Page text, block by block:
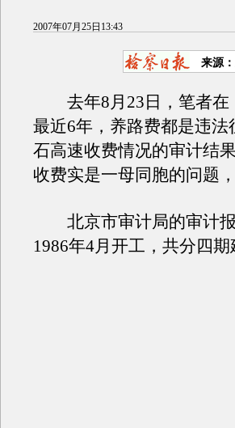
2007年07月25日13:43
来源
去年8月23日，笔者在
最近6年，养路费都是违法
石高速收费情况的审计结
收费实是一母同胞的问题
北京市审计局的审计报
1986年4月开工，共分四期